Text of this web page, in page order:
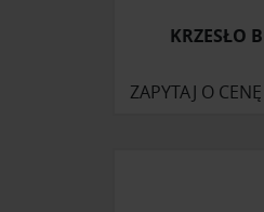
KRZESŁO
ZAPYTAJ O